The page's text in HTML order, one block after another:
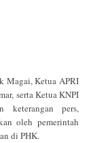
Magai, Ketua APRI
serta Ketua KNPI
keterangan pers,
oleh pemerintah
di PHK.